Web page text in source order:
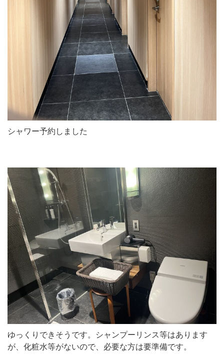
シャワー予約しました
ゆっくりできそうです。シャンプーリンス等はあります
が、化粧水等がないので、必要な方は要準備です。